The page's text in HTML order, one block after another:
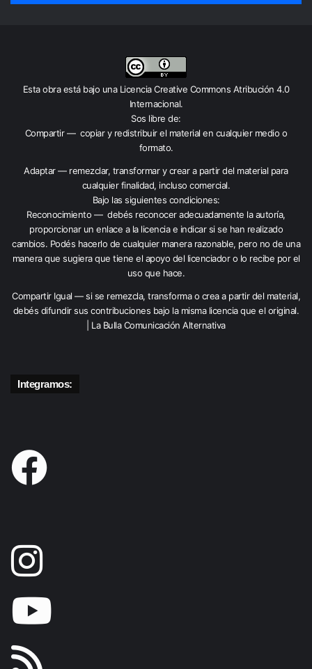
Esta obra está bajo una Licencia Creative Commons Atribución 4.0
Internacional.
Sos libre de:
Compartir — copiar y redistribuir el material en cualquier medio o
formato.
Adaptar — remezclar, transformar y crear a partir del material para
cualquier finalidad, incluso comercial.
Bajo las siguientes condiciones:
Reconocimiento — debés reconocer adecuadamente la autoría,
proporcionar un enlace a la licencia e indicar si se han realizado
cambios. Podés hacerlo de cualquier manera razonable, pero no de una
manera que sugiera que tiene el apoyo del licenciador o lo recibe por el
uso que hace.
Compartir Igual — si se remezcla, transforma o crea a partir del material,
debés difundir sus contribuciones bajo la misma licencia que el original.
| La Bulla Comunicación Alternativa
Integramos: